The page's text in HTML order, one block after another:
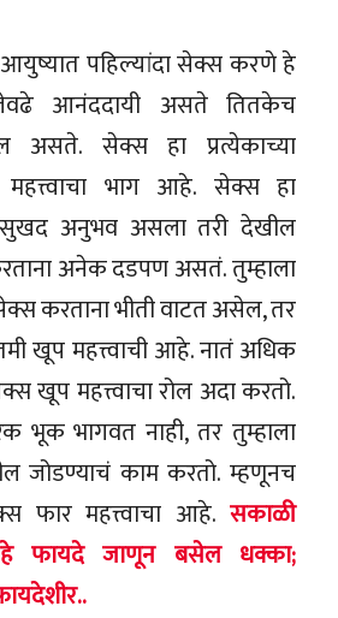
पहिल्यांदा सेक्स करणे हे
आनंददायी असते तितकेच
असते. सेक्स हा प्रत्येकाच्या
भाग आहे. सेक्स हा
अनुभव असला तरी देखील
अनेक दडपण असतं. तुम्हाला
करताना भीती वाटत असेल, तर
खूप महत्त्वाची आहे. नातं अधिक
खूप महत्त्वाचा रोल अदा करतो.
भूक भागवत नाही, तर तुम्हाला
जोडण्याचं काम करतो. म्हणूनच
फार महत्त्वाचा आहे. सकाळी
फायदे जाणून बसेल धक्का;